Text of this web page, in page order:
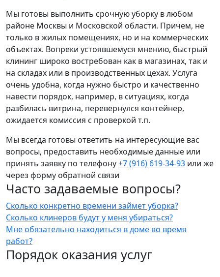
Мы готовы выполнить срочную уборку в любом
районе Москвы и Московской области. Причем, не
только в жилых помещениях, но и на коммерческих
объектах. Вопреки устоявшемуся мнению, быстрый
клининг широко востребован как в магазинах, так и
на складах или в производственных цехах. Услуга
очень удобна, когда нужно быстро и качественно
навести порядок, например, в ситуациях, когда
разбилась витрина, перевернулся контейнер,
ожидается комиссия с проверкой т.п.
Мы всегда готовы ответить на интересующие вас
вопросы, предоставить необходимые данные или
принять заявку по телефону+7 (916) 619-34-93 или же
через форму обратной связи
Часто задаваемые вопросы?
Сколько конкретно времени займет уборка?
Сколько клинеров будут у меня убираться?
Мне обязательно находиться в доме во время
работ?
Порядок оказания услуг